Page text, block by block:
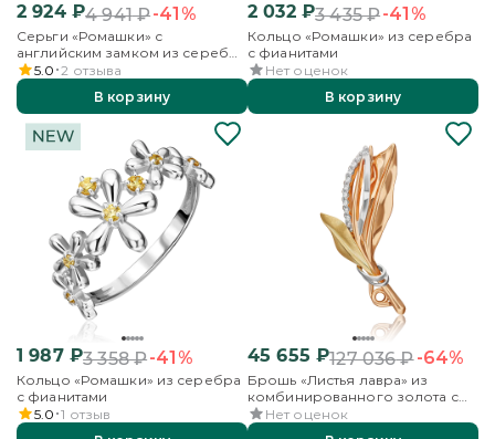
2 924₽4 941₽-41%
Серьги «Ромашки» с
английским замком из серебра
с фианитами
5.0 2 отзыва
В корзину
2 032₽3 435₽-41%
Кольцо «Ромашки» из серебра
с фианитами
Нет оценок
В корзину
1 987₽3 358₽-41%
Кольцо «Ромашки» из серебра
с фианитами
5.0 1 отзыв
45 655 ₽127 036₽-64%
Брошь «Листья лавра» из
комбинированного золота с
фианитами
Нет оценок